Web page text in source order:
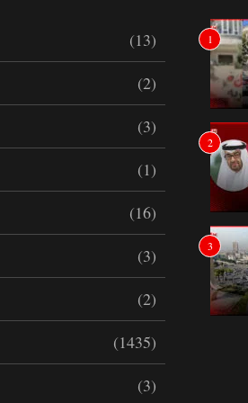
(13)
(2)
(3)
(1)
(16)
(3)
(2)
(1435)
(3)
1
2
3